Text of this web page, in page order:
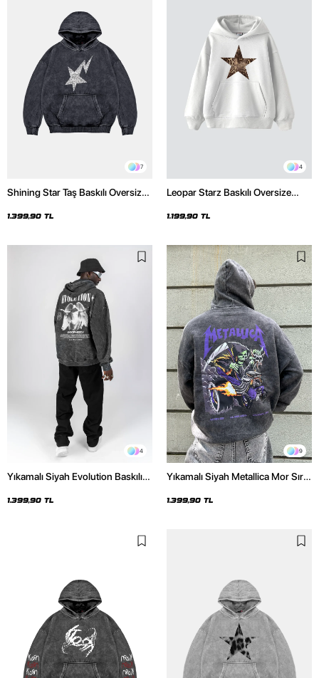
7
Shining Star Taş Baskılı Oversize
Hoodie
1.399,90 TL
4
Leopar Starz Baskılı Oversize
1.199,90 TL
4
Yıkamalı Siyah Evolution Baskılı
Hoodie
1.399,90 TL
9
Yıkamalı Siyah Metallica Mor Sırt
Hoodie
1.399,90 TL